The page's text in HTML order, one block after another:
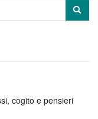
cogito e pensieri